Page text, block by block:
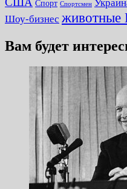
Спорт Спортсмен
Шоу-бизнес животные
Вам будет